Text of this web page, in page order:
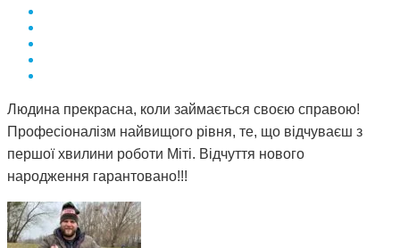
Людина прекрасна, коли займається своєю справою!
Професіоналізм найвищого рівня, те, що відчуваєш з
першої хвилини роботи Міті. Відчуття нового
народження гарантовано!!!